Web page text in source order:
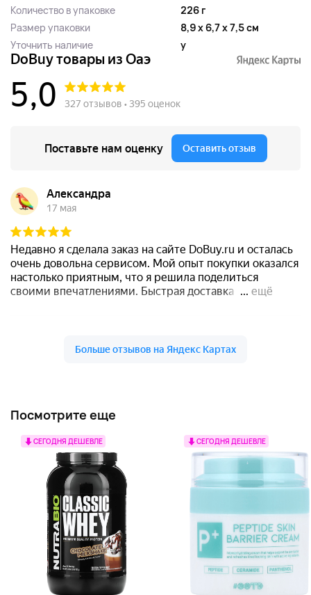
Количество в упаковке
226 г
Размер упаковки
8,9 x 6,7 x 7,5 см
Уточнить наличие
y
Посмотрите еще
СЕГОДНЯ ДЕШЕВЛЕ СЕГОДНЯ ДЕШЕВЛЕ